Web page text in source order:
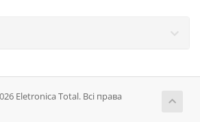
Eletronica Total. Всі права